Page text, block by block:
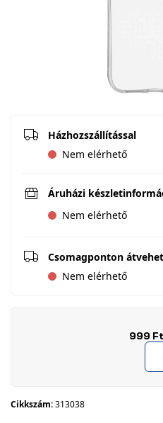
Házhozszállítással
Nem elérhető
Áruházi
Nem elérhető
Csomagponton
Nem elérhető
999 Ft
Cikkszám:313038